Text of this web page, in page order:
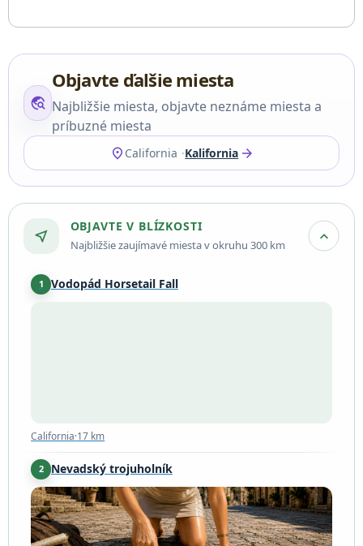
travel_explore
Objavte ďalšie miesta
Najbližšie miesta, objavte neznáme miesta a
príbuzné miesta
location_on California Kalifornia arrow_forward
near_me
OBJAVTE V BLÍZKOSTI
Najbližšie zaujímavé miesta v okruhu 300 km expand_more
1 Vodopád Horsetail Fall
California·17 km
2 Nevadský trojuholník
Mammoth Lakes·61 km